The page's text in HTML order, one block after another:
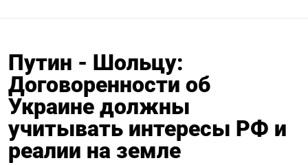
Путин - Шольцу:
Договоренности об
Украине должны
учитывать интересы РФ и
реалии на земле